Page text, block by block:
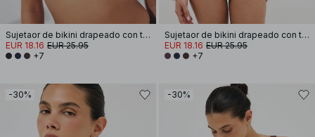
Sujetaor de bikini drapeado con tirantes anchos
EUR 18.16 EUR 25.95
+7
Sujetaor de bikini drapeado con tirantes anchos
EUR 18.16 EUR 25.95
+7
-30% -30%